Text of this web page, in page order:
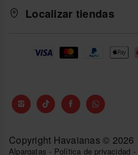
Localizar tiendas
Copyright Havaianas © 2026
Alpargatas - Política de privacidad -